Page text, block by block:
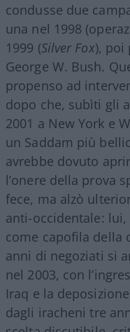
condusse due
una nel 1998
1999 (Silver Fox), poi
George W. Bush.
propenso ad
dopo che, subìti gli
2001 a New York e
un Saddam più
avrebbe dovuto
l’onere della prova
fece, ma alzò
anti-occidentale:
come capofila della
anni di negoziati si
nel 2003, con
Iraq e la
dagli iracheni tre